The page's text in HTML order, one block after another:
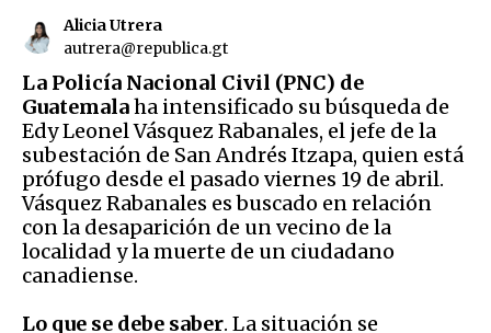
Alicia Utrera
autrera@republica.gt
La Policía Nacional Civil (PNC) de
Guatemalaha intensificado su búsqueda de
Edy Leonel Vásquez Rabanales, el jefe de la
subestación de San Andrés Itzapa, quien está
prófugo desde el pasado viernes 19 de abril.
Vásquez Rabanales es buscado en relación
con la desaparición de un vecino de la
localidad y la muerte de un ciudadano
canadiense.
Lo que se debe saber. La situación se